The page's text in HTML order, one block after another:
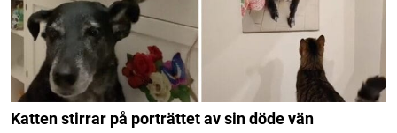
Katten stirrar på porträttet av sin döde vän